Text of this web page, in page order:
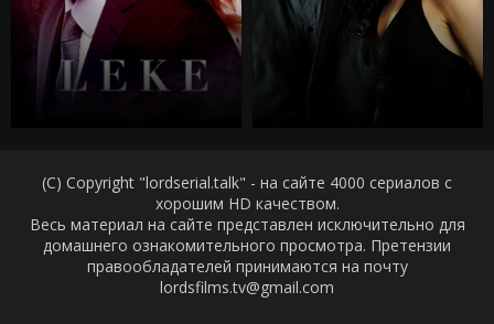
(C) Copyright "lordserial.talk" - на сайте 4000 сериалов с
хорошим HD качеством.
Весь материал на сайте представлен исключительно для
домашнего ознакомительного просмотра. Претензии
правообладателей принимаются на почту
lordsfilms.tv@gmail.com